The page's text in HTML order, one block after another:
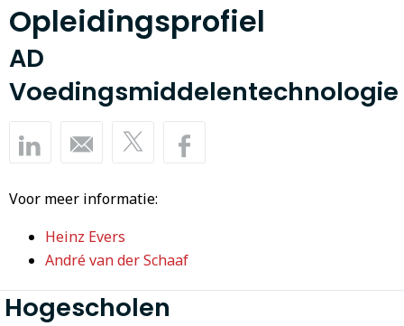
Opleidingsprofiel
AD
Voedingsmiddelentechnologie
Voor meer informatie:
Heinz Evers
André van der Schaaf
Hogescholen